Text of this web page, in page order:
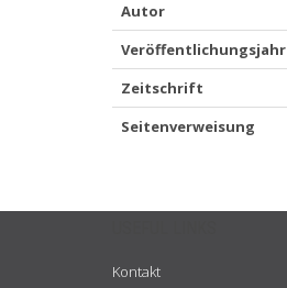
Autor
Veröffentlichungsjahr
Zeitschrift
Seitenverweisung
Kontakt